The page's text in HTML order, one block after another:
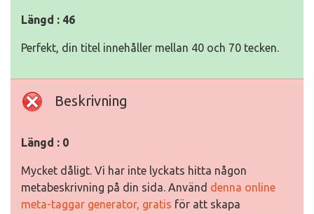
Längd : 46
Perfekt, din titel innehåller mellan 40 och 70 tecken.
Beskrivning
Längd : 0
Mycket dåligt. Vi har inte lyckats hitta någon
metabeskrivning på din sida. Använd denna online
meta-taggar generator, gratis för att skapa